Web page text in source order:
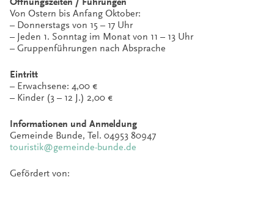
Von Ostern bis Anfang Oktober:
– Donnerstags von 15 – 17 Uhr
– Jeden 1. Sonntag im Monat von 11 – 13 Uhr
– Gruppenführungen nach Absprache
Eintritt
– Erwachsene: 4,00 €
– Kinder (3 – 12 J.) 2,00 €
Informationen und Anmeldung
Gemeinde Bunde, Tel. 04953 80947
touristik@gemeinde-bunde.de
Gefördert von: